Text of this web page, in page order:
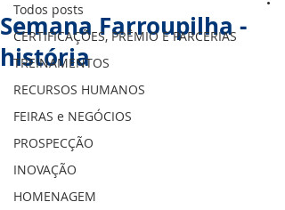
Todos posts
CERTIFICAÇÕES, PRÊMIO E PARCERIAS
TREINAMENTOS
RECURSOS HUMANOS
FEIRAS e NEGÓCIOS
PROSPECÇÃO
INOVAÇÃO
HOMENAGEM
Semana Farroupilha -
história